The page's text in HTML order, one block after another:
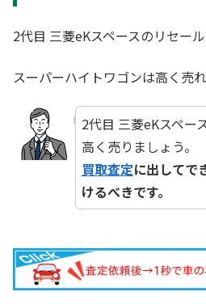
2代目 三菱eKスペースのリセー
スーパーハイトワゴンは高く売れ
2代目 三菱eKスペー
高く売りましょう。
買取査定に出してで
けるべきです。